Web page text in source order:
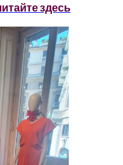
здесь